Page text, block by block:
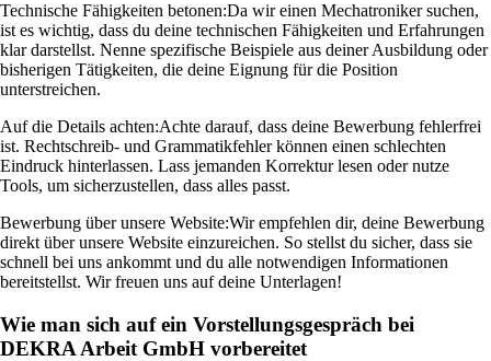
Technische Fähigkeiten betonen:Da wir einen Mechatroniker suchen,
ist es wichtig, dass du deine technischen Fähigkeiten und Erfahrungen
klar darstellst. Nenne spezifische Beispiele aus deiner Ausbildung oder
bisherigen Tätigkeiten, die deine Eignung für die Position
unterstreichen.
Auf die Details achten:Achte darauf, dass deine Bewerbung fehlerfrei
ist. Rechtschreib- und Grammatikfehler können einen schlechten
Eindruck hinterlassen. Lass jemanden Korrektur lesen oder nutze
Tools, um sicherzustellen, dass alles passt.
Bewerbung über unsere Website:Wir empfehlen dir, deine Bewerbung
direkt über unsere Website einzureichen. So stellst du sicher, dass sie
schnell bei uns ankommt und du alle notwendigen Informationen
bereitstellst. Wir freuen uns auf deine Unterlagen!
Wie man sich auf ein Vorstellungsgespräch bei
DEKRA Arbeit GmbH vorbereitet